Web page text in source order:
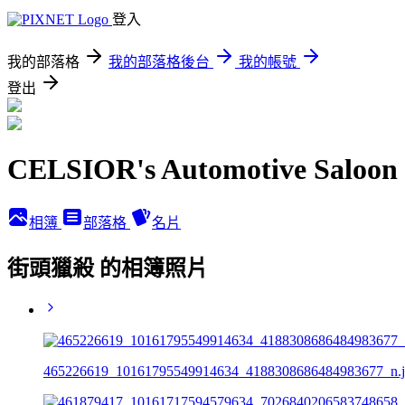
登入
我的部落格 我的部落格後台
我的帳號
登出
CELSIOR's Automotive Saloon
相簿 部落格 名片
街頭獵殺 的相簿照片